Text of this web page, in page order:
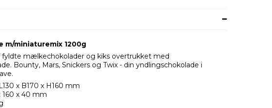
m/miniaturemix 1200g
fyldte mælkechokolader og kiks overtrukket med
Bounty, Mars, Snickers og Twix - din yndlingschokolade i
x B170 x H160 mm
160 x 40 mm